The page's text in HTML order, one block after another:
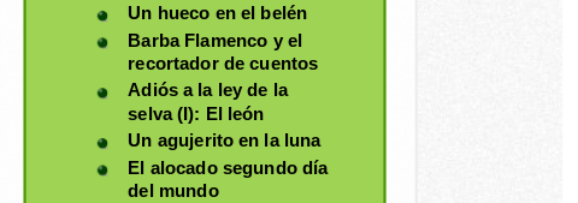
Un hueco en el belén
Barba Flamenco y el
recortador de cuentos
Adiós a la ley de la
selva (I): El león
Un agujerito en la luna
El alocado segundo día
del mundo